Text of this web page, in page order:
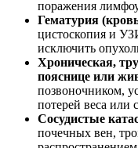
поражения
Гематурия
цистоскопия и
исключить
Хроническая,
пояснице или
позвоночником,
потерей веса или
Сосудистые
почечных вен,